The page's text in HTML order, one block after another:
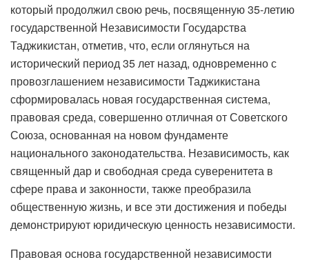
который продолжил свою речь, посвященную 35-летию
государственной Независимости Государства
Таджикистан, отметив, что, если оглянуться на
исторический период 35 лет назад, одновременно с
провозглашением независимости Таджикистана
сформировалась новая государственная система,
правовая среда, совершенно отличная от Советского
Союза, основанная на новом фундаменте
национального законодательства. Независимость, как
священный дар и свободная среда суверенитета в
сфере права и законности, также преобразила
общественную жизнь, и все эти достижения и победы
демонстрируют юридическую ценность независимости.
Правовая основа государственной независимости